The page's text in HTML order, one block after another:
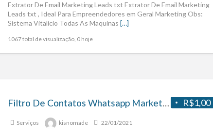
Extrator De Email Marketing Leads txt Extrator De Email Marketing
Leads txt , Ideal Para Empreendedores em Geral Marketing Obs:
Sistema Vitalicio Todas As Maquinas […]
1067 total de visualização, 0 hoje
R$1,00
Filtro De Contatos Whatsapp Marketing
Serviços kisnomade 22/01/2021